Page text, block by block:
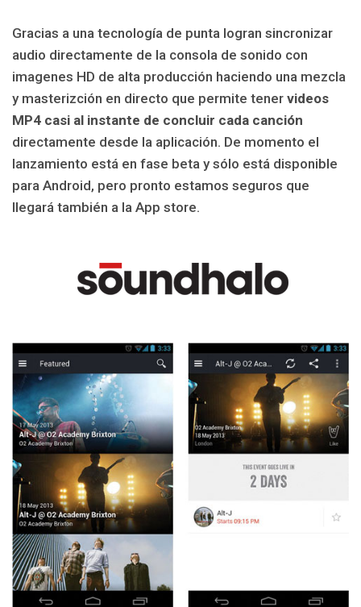
Gracias a una tecnología de punta logran sincronizar
audio directamente de la consola de sonido con
imagenes HD de alta producción haciendo una mezcla
y masterizción en directo que permite tener videos
MP4 casi al instante de concluir cada canción
directamente desde la aplicación. De momento el
lanzamiento está en fase beta y sólo está disponible
para Android, pero pronto estamos seguros que
llegará también a la App store.